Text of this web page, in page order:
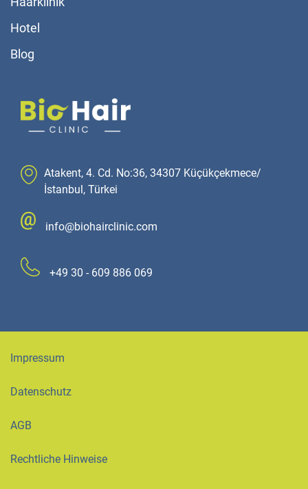
Hotel
Blog
Atakent, 4. Cd. No:36, 34307 Küçükçekmece/
İstanbul, Türkei
info@biohairclinic.com
+49 30 - 609 886 069
Impressum
Datenschutz
AGB
Rechtliche Hinweise